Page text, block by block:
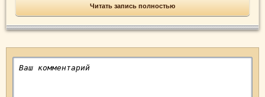
Читать запись полностью